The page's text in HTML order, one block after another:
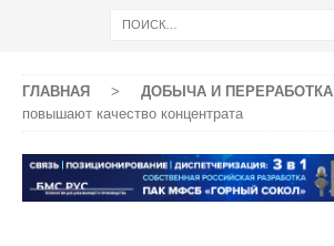
ГЛАВНАЯ > ДОБЫЧА И ПЕРЕРАБОТКА
повышают качество концентрата